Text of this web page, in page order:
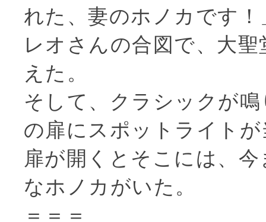
れた、妻のホノカです！
レオさんの合図で、大
えた。
そして、クラシックが
の扉にスポットライト
扉が開くとそこには、
なホノカがいた。
＝＝＝